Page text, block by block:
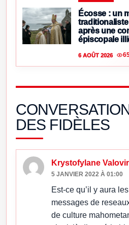
Écosse : un
après une
épiscopale
6 AOÛT 2026
DES FIDÈLES
Krystofylane
5 JANVIER 2022 À 01:00
Est-ce qu’il y aura
messages de
de culture